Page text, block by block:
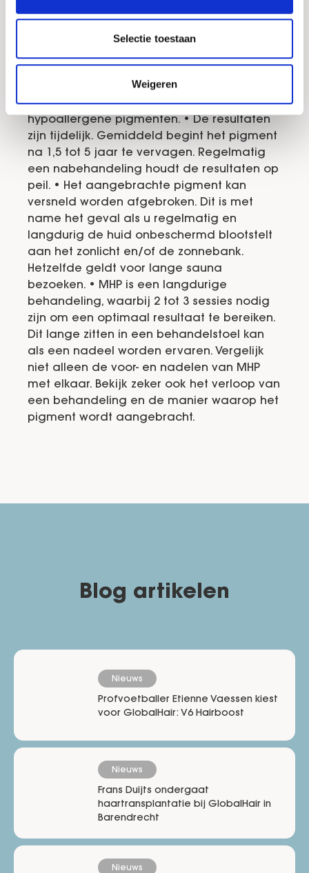
Selectie toestaan
Weigeren
Natuurlijk is niet alles rozengeur en
maneschijn. Net zoals andere
Kies altijd voor een ervaren MHP specialist
die werkt met moderne apparatuur en
hypoallergene pigmenten. • De resultaten
zijn tijdelijk. Gemiddeld begint het pigment
na 1,5 tot 5 jaar te vervagen. Regelmatig
een nabehandeling houdt de resultaten op
peil. • Het aangebrachte pigment kan
versneld worden afgebroken. Dit is met
name het geval als u regelmatig en
langdurig de huid onbeschermd blootstelt
aan het zonlicht en/of de zonnebank.
Hetzelfde geldt voor lange sauna
bezoeken. • MHP is een langdurige
behandeling, waarbij 2 tot 3 sessies nodig
zijn om een optimaal resultaat te bereiken.
Dit lange zitten in een behandelstoel kan
als een nadeel worden ervaren. Vergelijk
niet alleen de voor- en nadelen van MHP
met elkaar. Bekijk zeker ook het verloop van
een behandeling en de manier waarop het
pigment wordt aangebracht.
Blog artikelen
Nieuws
Profvoetballer Etienne Vaessen kiest
voor GlobalHair: V6 Hairboost
Nieuws
Frans Duijts ondergaat
haartransplantatie bij GlobalHair in
Barendrecht
Nieuws